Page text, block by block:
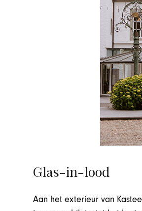
Glas-in-lood
Aan het exterieur van